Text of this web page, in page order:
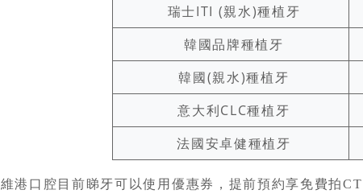
瑞士ITI (親水)種植牙
韓國品牌種植牙
韓國(親水)種植牙
意大利CLC種植牙
法國安卓健種植牙
維港口腔目前睇牙可以使用優惠券，提前預約享免費拍